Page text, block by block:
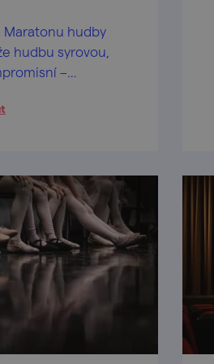
Maratonu hudby
hudbu syrovou,
–